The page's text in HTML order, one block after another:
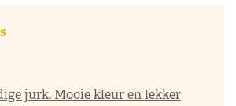
jurk. Mooie kleur en lekker